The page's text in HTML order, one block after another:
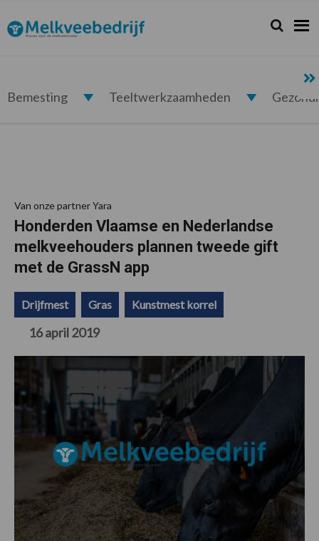
de
hoofdnavigatie
de
hoofd
de
eerste
de
voettekst
Melkveebedrijf.nl Zoeken...
Zoek
Bemesting Teeltwerkzaamheden
Van onze partner Yara
Honderden Vlaamse en Nederlandse
melkveehouders plannen tweede gift
met de GrassN app
Drijfmest Gras Kunstmest korrel
16 april 2019